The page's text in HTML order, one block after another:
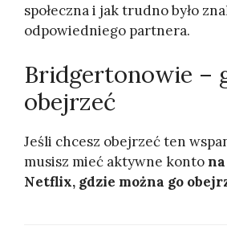
społeczna i jak trudno było
odpowiedniego partnera.
Bridgertonowie –
obejrzeć
Jeśli chcesz obejrzeć ten
musisz mieć aktywne konto
Netflix, gdzie można go